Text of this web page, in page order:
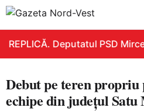
REPLICĂ. Deputatul PSD
Debut pe teren
echipe din județul Satu